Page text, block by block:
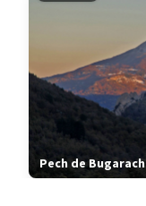
Pech de Bugarach